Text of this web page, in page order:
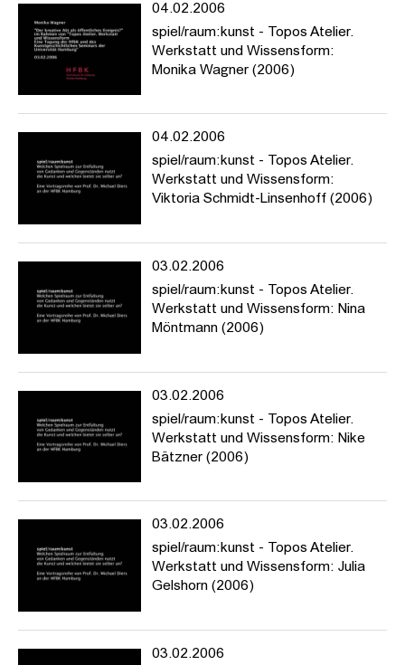
04.02.2006
spiel/raum:kunst - Topos Atelier.
Werkstatt und Wissensform:
Monika Wagner (2006)
04.02.2006
spiel/raum:kunst - Topos Atelier.
Werkstatt und Wissensform:
Viktoria Schmidt-Linsenhoff (2006)
03.02.2006
spiel/raum:kunst - Topos Atelier.
Werkstatt und Wissensform: Nina
Möntmann (2006)
03.02.2006
spiel/raum:kunst - Topos Atelier.
Werkstatt und Wissensform: Nike
Bätzner (2006)
03.02.2006
spiel/raum:kunst - Topos Atelier.
Werkstatt und Wissensform: Julia
Gelshorn (2006)
03.02.2006